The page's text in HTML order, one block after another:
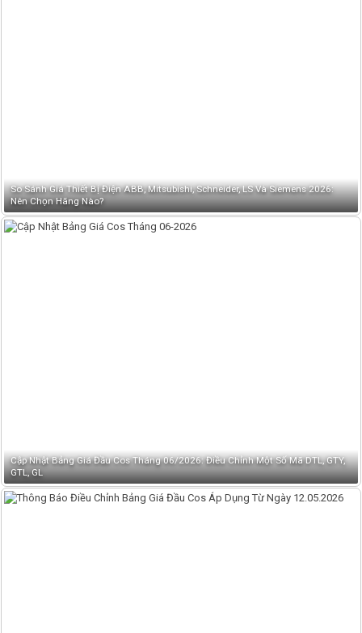
So Sánh Giá Thiết Bị Điện ABB, Mitsubishi, Schneider, LS Và Siemens 2026:
Nên Chọn Hãng Nào?
Cập Nhật Bảng Giá Đầu Cos Tháng 06/2026: Điều Chỉnh Một Số Mã DTL, GTY,
GTL, GL